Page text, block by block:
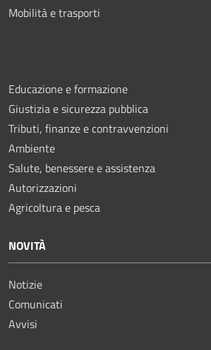
Mobilità e trasporti
Educazione e formazione
Giustizia e sicurezza pubblica
Tributi, finanze e contravvenzioni
Ambiente
Salute, benessere e assistenza
Autorizzazioni
Agricoltura e pesca
NOVITÀ
Notizie
Comunicati
Avvisi